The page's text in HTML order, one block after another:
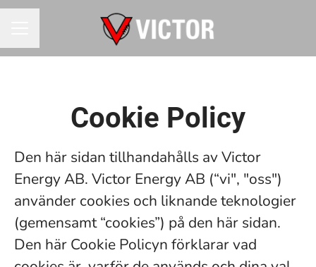
Cookie Policy
Den här sidan tillhandahålls av Victor
Energy AB. Victor Energy AB (“vi", "oss")
använder cookies och liknande teknologier
(gemensamt “cookies”) på den här sidan.
Den här Cookie Policyn förklarar vad